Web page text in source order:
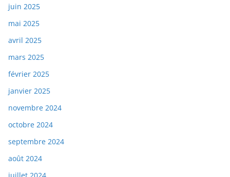
juin 2025
mai 2025
avril 2025
mars 2025
février 2025
janvier 2025
novembre 2024
octobre 2024
septembre 2024
août 2024